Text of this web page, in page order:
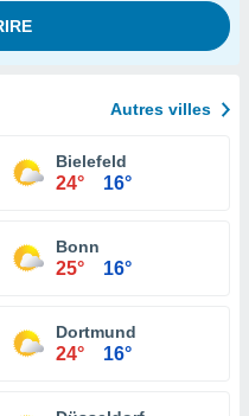
Autres villes
Bielefeld
24° 16°
Bonn
25° 16°
Dortmund
24° 16°